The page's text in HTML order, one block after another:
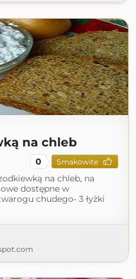
na chleb
0 Smakowite
na chleb, na
dostępne w
chudego- 3 łyżki